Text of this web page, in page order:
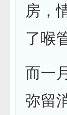
房，
了喉
而一
弥留